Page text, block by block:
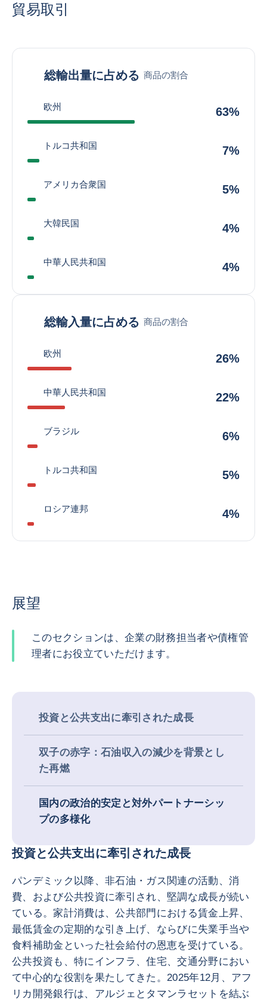
貿易取引
総輸出量に占める 商品の割合
欧州 63%
トルコ共和国 7%
アメリカ合衆国 5%
大韓民国 4%
中華人民共和国 4%
総輸入量に占める 商品の割合
欧州 26%
中華人民共和国 22%
ブラジル 6%
トルコ共和国 5%
ロシア連邦 4%
展望
このセクションは、企業の財務担当者や債権管
理者にお役立ていただけます。
投資と公共支出に牽引された成長
双子の赤字：石油収入の減少を背景とし
た再燃
国内の政治的安定と対外パートナーシッ
プの多様化
投資と公共支出に牽引された成長
パンデミック以降、非石油・ガス関連の活動、消
費、および公共投資に牽引され、堅調な成長が続い
ている。家計消費は、公共部門における賃金上昇、
最低賃金の定期的な引き上げ、ならびに失業手当や
食料補助金といった社会給付の恩恵を受けている。
公共投資も、特にインフラ、住宅、交通分野におい
て中心的な役割を果たしてきた。2025年12月、アフ
リカ開発銀行は、アルジェとタマンラセットを結ぶ